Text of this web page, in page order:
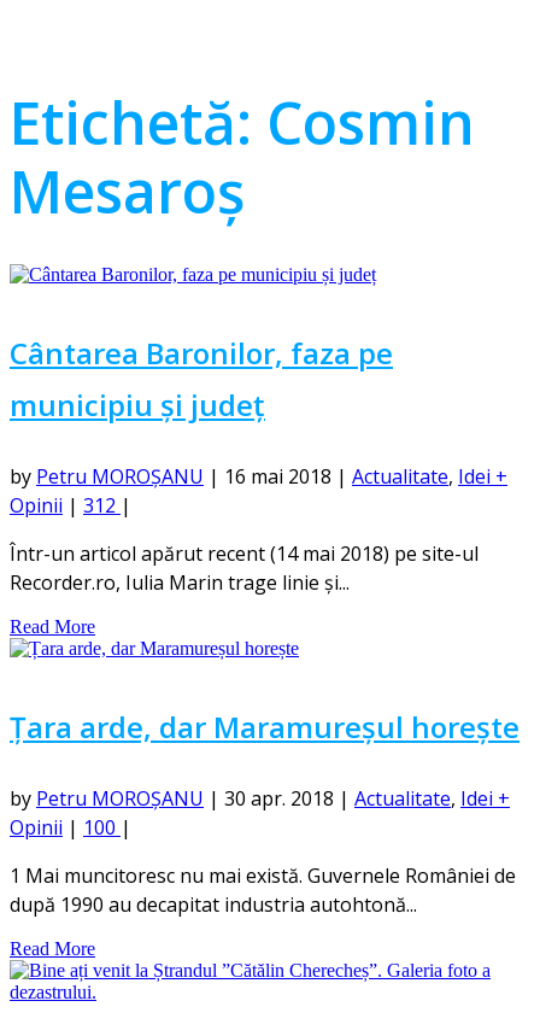
Etichetă: Cosmin
Mesaroș
Cântarea Baronilor, faza pe
municipiu și județ
by Petru MOROȘANU | 16 mai 2018 | Actualitate, Idei +
Opinii | 312 |
Într-un articol apărut recent (14 mai 2018) pe site-ul
Recorder.ro, Iulia Marin trage linie și...
Read More
Țara arde, dar Maramureșul horește
by Petru MOROȘANU | 30 apr. 2018 | Actualitate, Idei +
Opinii | 100 |
1 Mai muncitoresc nu mai există. Guvernele României de
după 1990 au decapitat industria autohtonă...
Read More